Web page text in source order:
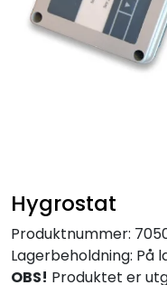
Hygrostat
Produktnummer:
Lagerbeholdning: På
OBS! Produktet er
Verneutstyr
Forbruksmateriell